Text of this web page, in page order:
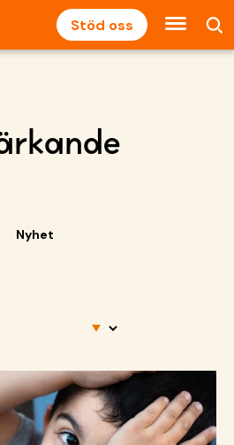
Stöd oss
Nyhet